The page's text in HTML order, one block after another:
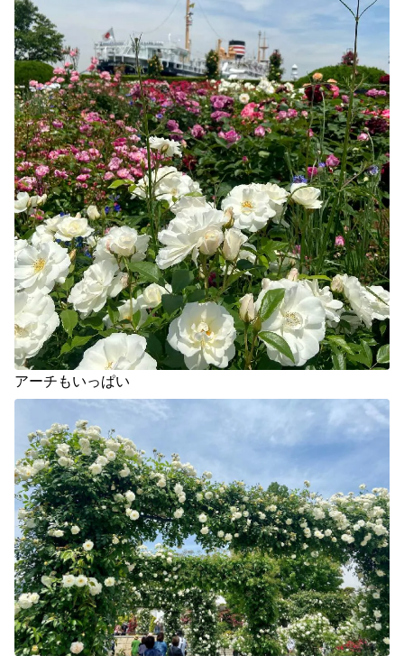
アーチもいっぱい